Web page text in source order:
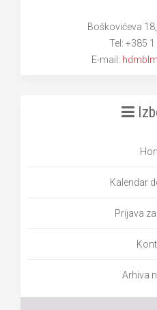
Boškovićeva
Tel: +385
E-mail:
Kalendar
Prijava
Arhiva